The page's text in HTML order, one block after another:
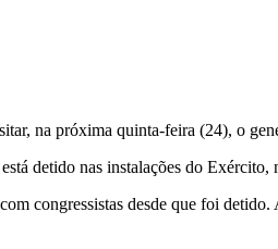
na próxima quinta-feira (24), o
detido nas instalações do Exército,
congressistas desde que foi